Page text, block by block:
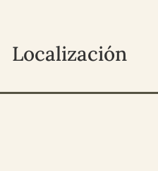
Localización